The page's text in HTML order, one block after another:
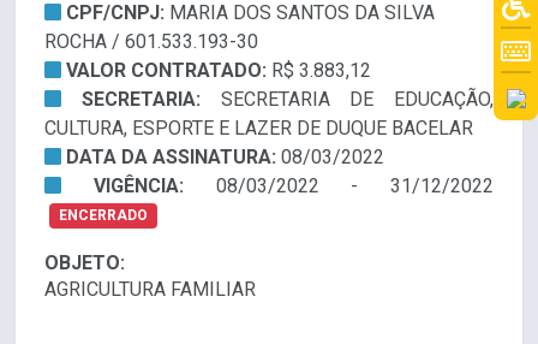
CPF/CNPJ: MARIA DOS SANTOS DA SILVA
ROCHA / 601.533.193-30
VALOR CONTRATADO: R$ 3.883,12
SECRETARIA: SECRETARIA DE EDUCAÇÃO,
CULTURA, ESPORTE E LAZER DE DUQUE BACELAR
DATA DA ASSINATURA: 08/03/2022
VIGÊNCIA: 08/03/2022 - 31/12/2022
ENCERRADO
OBJETO:
AGRICULTURA FAMILIAR